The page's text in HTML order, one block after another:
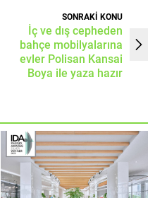
SONRAKİ KONU
İç ve dış cepheden
bahçe mobilyalarına
evler Polisan Kansai
Boya ile yaza hazır